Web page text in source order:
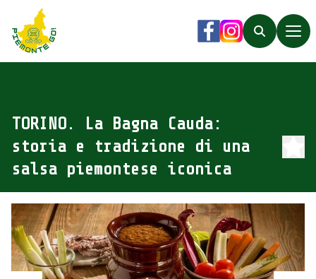
Piemonte Go!
Facebook
Instagram
Search
TORINO. La Bagna Cauda:
storia e tradizione di una
salsa piemontese iconica